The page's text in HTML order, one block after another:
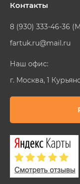
Контакты
8 (930) 333-46-36
fartuk.ru@mail.ru
Наш офис:
г. Москва, 1